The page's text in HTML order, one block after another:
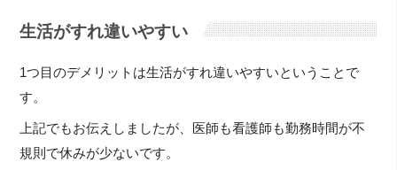
生活がすれ違いやすい
1つ目のデメリットは生活がすれ違いやすいということで
す。
上記でもお伝えしましたが、医師も看護師も勤務時間が不
規則で休みが少ないです。